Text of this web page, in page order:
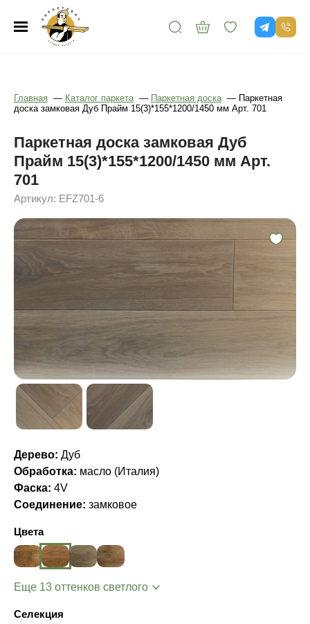
Главная — Каталог паркета — Паркетная доска — Паркетная
доска замковая Дуб Прайм 15(3)*155*1200/1450 мм Арт. 701
Паркетная доска замковая Дуб
Прайм 15(3)*155*1200/1450 мм Арт.
701
Артикул: EFZ701-6
Дерево: Дуб
Обработка: масло (Италия)
Фаска: 4V
Соединение: замковое
Цвета
Еще 13 оттенков светлого
Селекция